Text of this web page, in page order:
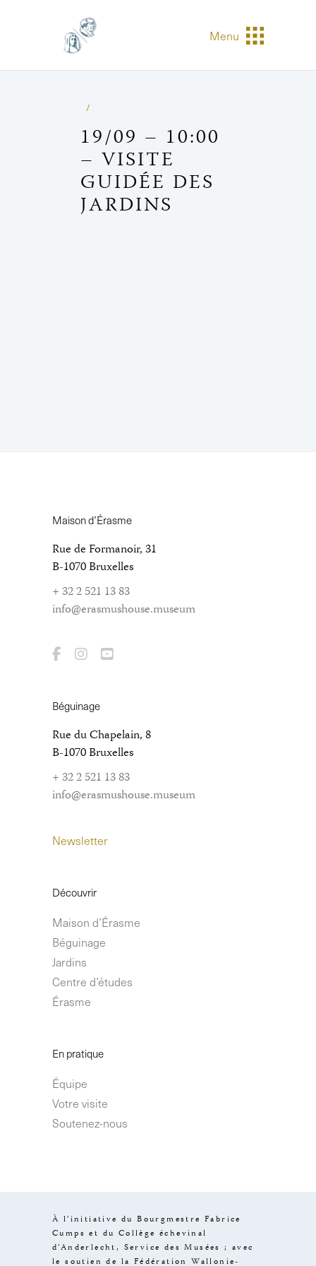
Menu
19/09 – 10:00
– VISITE
GUIDÉE DES
JARDINS
Maison d’Érasme
Rue de Formanoir, 31
B-1070 Bruxelles
+ 32 2 521 13 83
info@erasmushouse.museum
Béguinage
Rue du Chapelain, 8
B-1070 Bruxelles
+ 32 2 521 13 83
info@erasmushouse.museum
Newsletter
Découvrir
Maison d’Érasme
Béguinage
Jardins
Centre d’études
Érasme
En pratique
Équipe
Votre visite
Soutenez-nous
À l’initiative du Bourgmestre Fabrice
Cumps et du Collège échevinal
d’Anderlecht, Service des Musées ; avec
le soutien de la Fédération Wallonie-